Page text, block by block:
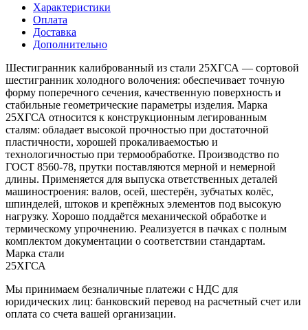
Характеристики
Оплата
Доставка
Дополнительно
Шестигранник калиброванный из стали 25ХГСА — сортовой
шестигранник холодного волочения: обеспечивает точную
форму поперечного сечения, качественную поверхность и
стабильные геометрические параметры изделия. Марка
25ХГСА относится к конструкционным легированным
сталям: обладает высокой прочностью при достаточной
пластичности, хорошей прокаливаемостью и
технологичностью при термообработке. Производство по
ГОСТ 8560-78, прутки поставляются мерной и немерной
длины. Применяется для выпуска ответственных деталей
машиностроения: валов, осей, шестерён, зубчатых колёс,
шпинделей, штоков и крепёжных элементов под высокую
нагрузку. Хорошо поддаётся механической обработке и
термическому упрочнению. Реализуется в пачках с полным
комплектом документации о соответствии стандартам.
Марка стали
25ХГСА
Мы принимаем безналичные платежи с НДС для
юридических лиц: банковский перевод на расчетный счет или
оплата со счета вашей организации.